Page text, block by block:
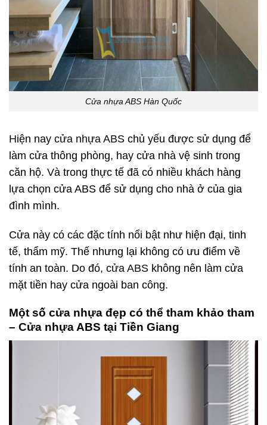
Cửa nhựa ABS Hàn Quốc
Hiện nay cửa nhựa ABS chủ yếu được sử dụng để
làm cửa thông phòng, hay cửa nhà vệ sinh trong
căn hộ. Và trong thực tế đã có nhiều khách hàng
lựa chọn cửa ABS để sử dụng cho nhà ở của gia
đình mình.
Cửa này có các đặc tính nổi bật như hiện đại, tinh
tế, thẩm mỹ. Thế nhưng lại không có ưu điểm về
tính an toàn. Do đó, cửa ABS không nên làm cửa
mặt tiền hay cửa ngoài ban công.
Một số cửa nhựa đẹp có thể tham khảo tham
– Cửa nhựa ABS tại Tiền Giang